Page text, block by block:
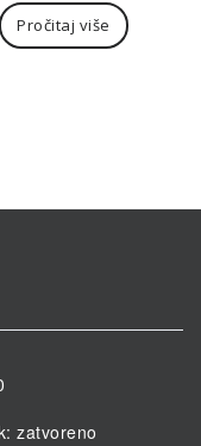
Pročitaj više
zatvoreno